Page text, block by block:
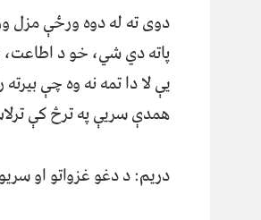
دوی ته له دوه ورځې مزل
پاته دي شي، خو د اطاعت،
یې لا دا تمه نه وه چې
همدې سریې په ترڅ کې
دریم: د دغو غزواتو او